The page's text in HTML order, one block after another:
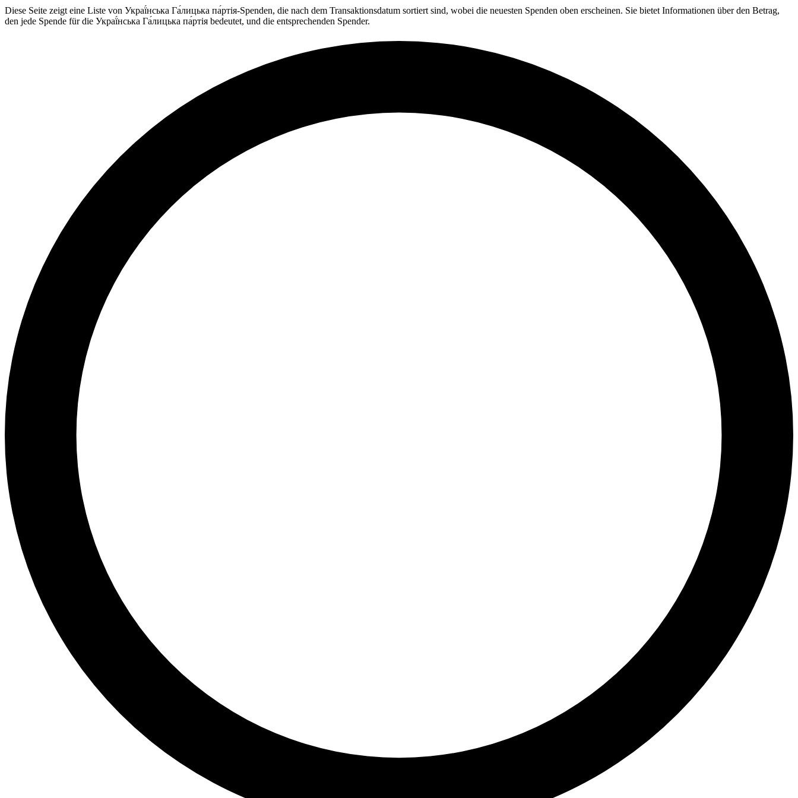
Diese Seite zeigt eine Liste von Украї́нська Га́лицька па́ртія-Spenden, die nach dem Transaktionsdatum sortiert sind, wobei die neuesten Spenden oben erscheinen. Sie bietet Informationen über den Betrag,
den jede Spende für die Украї́нська Га́лицька па́ртія bedeutet, und die entsprechenden Spender.